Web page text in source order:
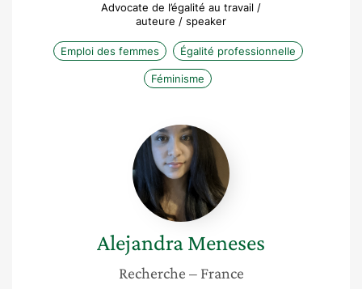
Advocate de l’égalité au travail /
auteure / speaker
Emploi des femmes Égalité professionnelle
Féminisme
Alejandra
Meneses
AlejandraMeneses
Recherche – France